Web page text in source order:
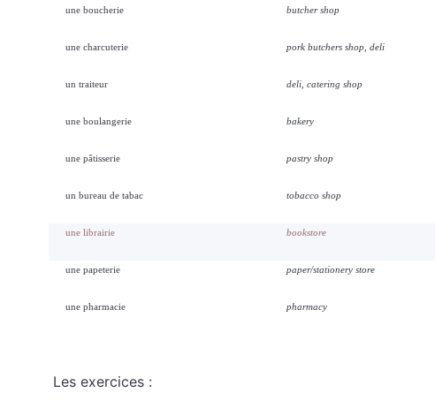
une boucherie butcher shop
une charcuterie pork butchers shop, deli
un traiteur deli, catering shop
une boulangerie bakery
une pâtisserie pastry shop
un bureau de tabac tobacco shop
une librairie bookstore
une papeterie paper/stationery store
une pharmacie pharmacy
Les exercices :